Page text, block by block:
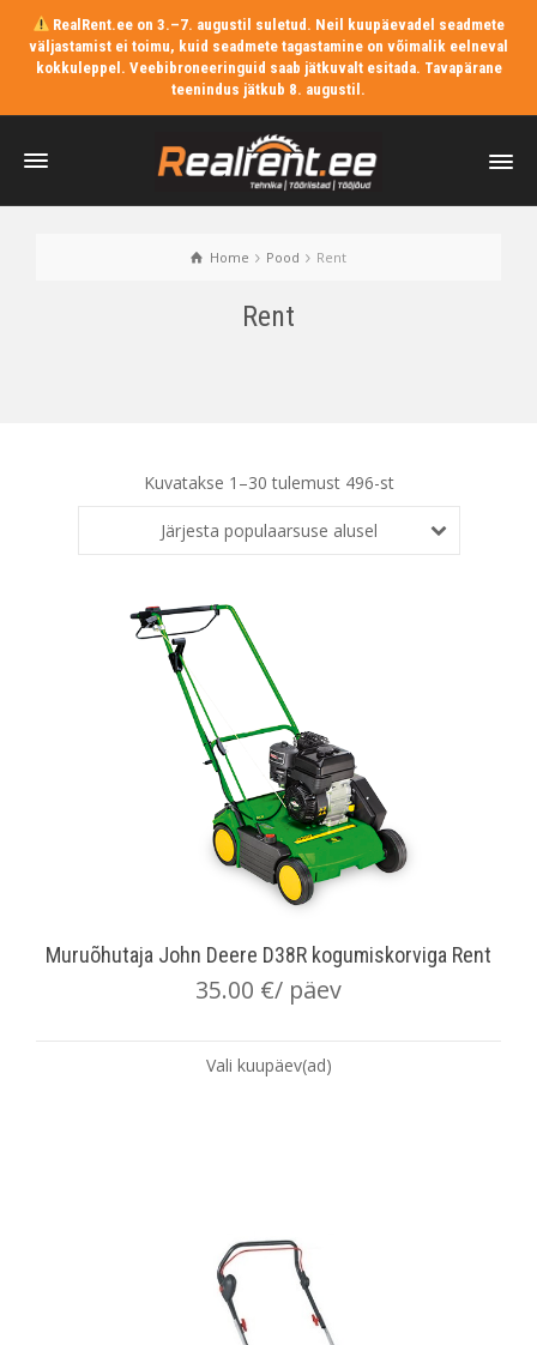
RealRent.ee on 3.–7. augustil suletud. Neil kuupäevadel seadmete
väljastamist ei toimu, kuid seadmete tagastamine on võimalik eelneval
kokkuleppel. Veebibroneeringuid saab jätkuvalt esitada. Tavapärane
teenindus jätkub 8. augustil.
Home Pood Rent
Rent
Kuvatakse 1–30 tulemust 496-st
Järjesta populaarsuse alusel
Muruõhutaja John Deere D38R kogumiskorviga Rent
35.00 €/ päev
Vali kuupäev(ad)